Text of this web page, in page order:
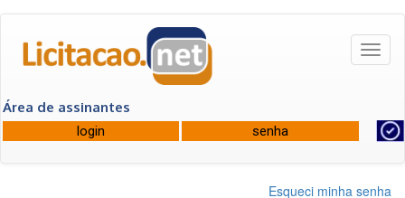
Área de assinantes
Esqueci minha senha